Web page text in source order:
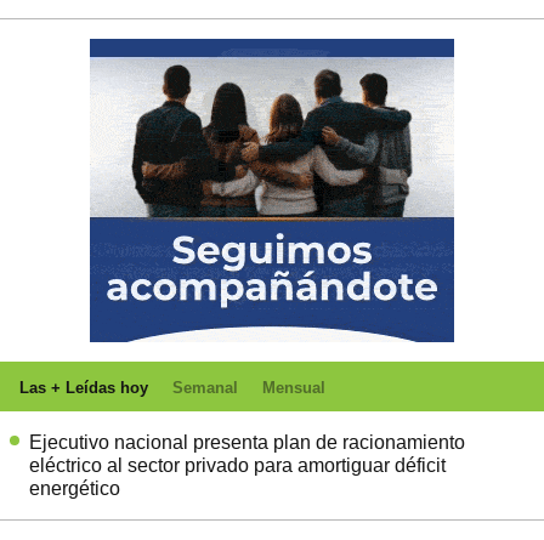
Las + Leídas hoy Semanal Mensual
Ejecutivo nacional presenta plan de racionamiento
eléctrico al sector privado para amortiguar déficit
energético